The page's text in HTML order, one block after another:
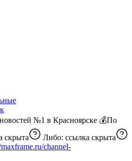
№1 в Красноярске 💰По
скрыта Либо: ссылка скрыта
channel-